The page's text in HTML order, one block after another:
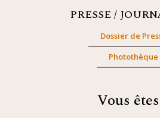
PRESSE /
Dossier de
Photothèque
Vous